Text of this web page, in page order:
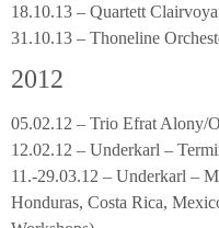
18.10.13 – Quartett
31.10.13 – Thoneline
2012
05.02.12 – Trio Efrat Alony/
12.02.12 – Underkarl –
11.-29.03.12 – Underkarl –
Honduras, Costa Rica,